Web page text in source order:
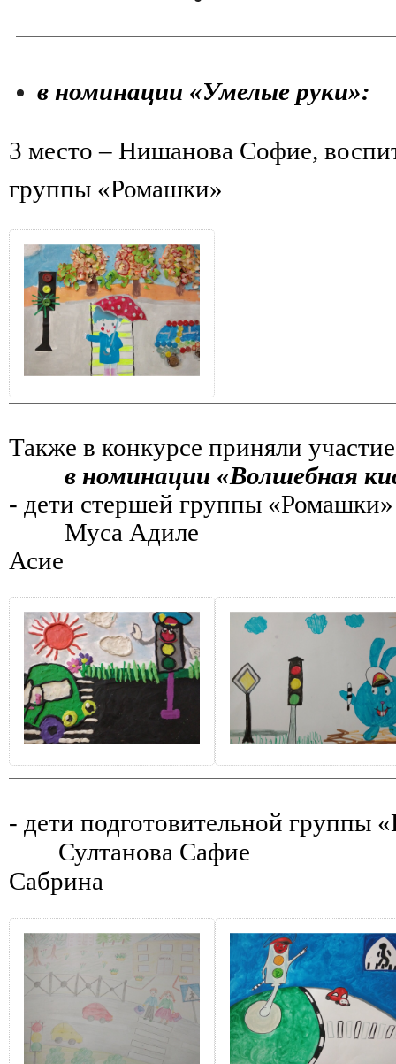
в номинации «Умелые руки»:
3 место – Нишанова Софие,
группы «Ромашки»
Также в конкурсе приняли
в номинации «Волшебная
- дети стершей группы
Муса Адиле
Асие
- дети подготовительной группы
Султанова
Сабрина